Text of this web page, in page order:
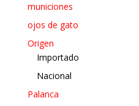
municiones
ojos de gato
Origen
Importado
Nacional
Palanca